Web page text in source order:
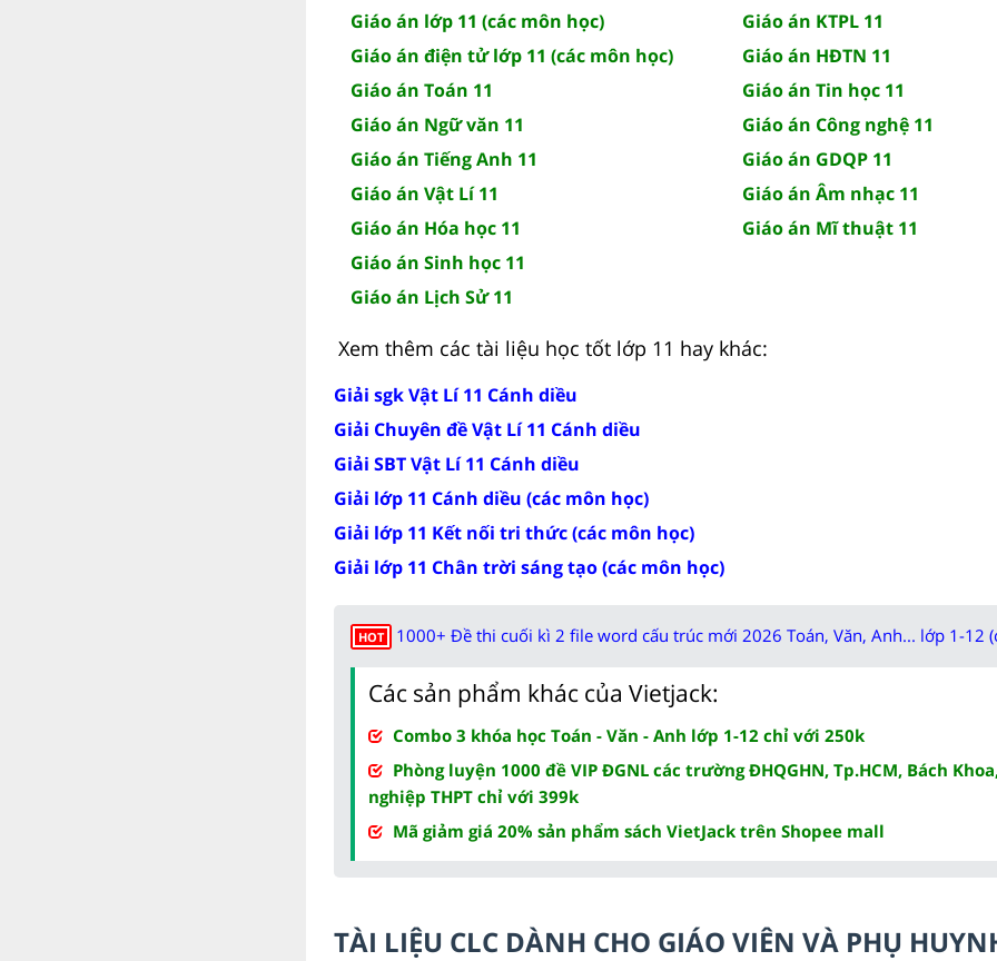
Giáo án lớp 11 (các môn học)
Giáo án điện tử lớp 11 (các môn học)
Giáo án Toán 11
Giáo án Ngữ văn 11
Giáo án Tiếng Anh 11
Giáo án Vật Lí 11
Giáo án Hóa học 11
Giáo án Sinh học 11
Giáo án Lịch Sử 11
Giáo án KTPL 11
Giáo án HĐTN 11
Giáo án Tin học 11
Giáo án Công nghệ 11
Giáo án GDQP 11
Giáo án Âm nhạc 11
Giáo án Mĩ thuật 11
Xem thêm các tài liệu học tốt lớp 11 hay khác:
Giải sgk Vật Lí 11 Cánh diều
Giải Chuyên đề Vật Lí 11 Cánh diều
Giải SBT Vật Lí 11 Cánh diều
Giải lớp 11 Cánh diều (các môn học)
Giải lớp 11 Kết nối tri thức (các môn học)
Giải lớp 11 Chân trời sáng tạo (các môn học)
HOT 1000+ Đề thi cuối kì 2 file word cấu trúc mới 2026 Toán, Văn, Anh... lớp 1-12
Các sản phẩm khác của Vietjack:
Combo 3 khóa học Toán - Văn - Anh lớp 1-12 chỉ với 250k
Phòng luyện 1000 đề VIP ĐGNL các trường ĐHQGHN, Tp.HCM, Bách
nghiệp THPT chỉ với 399k
Mã giảm giá 20% sản phẩm sách VietJack trên Shopee mall
TÀI LIỆU CLC DÀNH CHO GIÁO VIÊN VÀ PHỤ